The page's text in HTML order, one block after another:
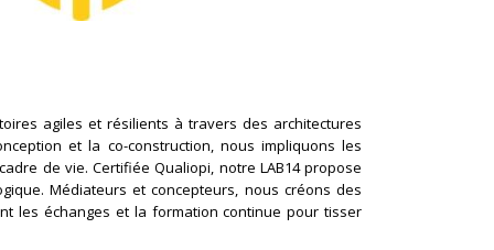
agiles et résilients à travers des architectures
et la co-construction, nous impliquons les
de vie. Certifiée Qualiopi, notre LAB14 propose
Médiateurs et concepteurs, nous créons des
les échanges et la formation continue pour tisser